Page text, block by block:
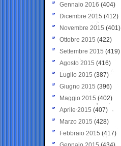
Gennaio 2016 (404)
Dicembre 2015 (412)
Novembre 2015 (401)
Ottobre 2015 (422)
Settembre 2015 (419)
Agosto 2015 (416)
Luglio 2015 (387)
Giugno 2015 (396)
Maggio 2015 (402)
Aprile 2015 (407)
Marzo 2015 (428)
Febbraio 2015 (417)